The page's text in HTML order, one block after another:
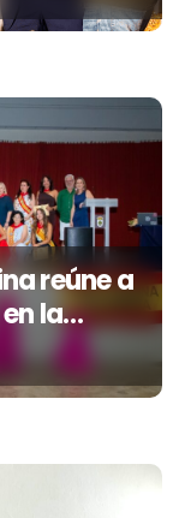
reúne a
la